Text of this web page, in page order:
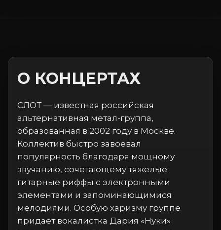
О КОНЦЕРТАХ
СЛОТ — известная российская
альтернативная метал-группа,
образованная в 2002 году в Москве.
Коллектив быстро завоевал
популярность благодаря мощному
звучанию, сочетающему тяжелые
гитарные риффы с электронными
элементами и запоминающимися
мелодиями. Особую харизму группе
придает вокалистка Дария «Нуки»